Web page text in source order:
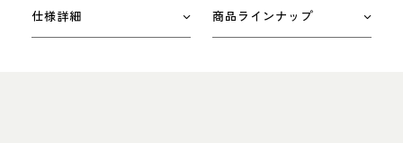
仕様詳細 商品ラインナップ